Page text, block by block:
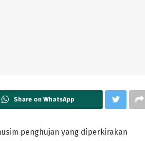
Share on WhatsApp
penghujan yang diperkirakan